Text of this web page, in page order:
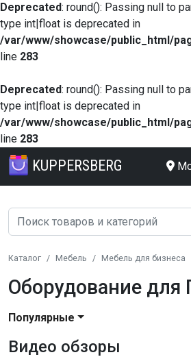
Deprecated: round(): Passing null to
type int|float is deprecated in
/var/www/showcase/public_html/
line 283
Deprecated: round(): Passing null to
type int|float is deprecated in
/var/www/showcase/public_html/
line 283
KUPPERSBERG
Каталог Мебель Мебель для бизнеса
Оборудование для
Популярные
Видео обзоры